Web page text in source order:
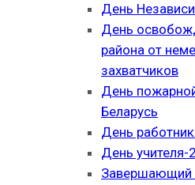
День
День
района от
захватчиков
День
Беларусь
День
День учителя-
Завершающий